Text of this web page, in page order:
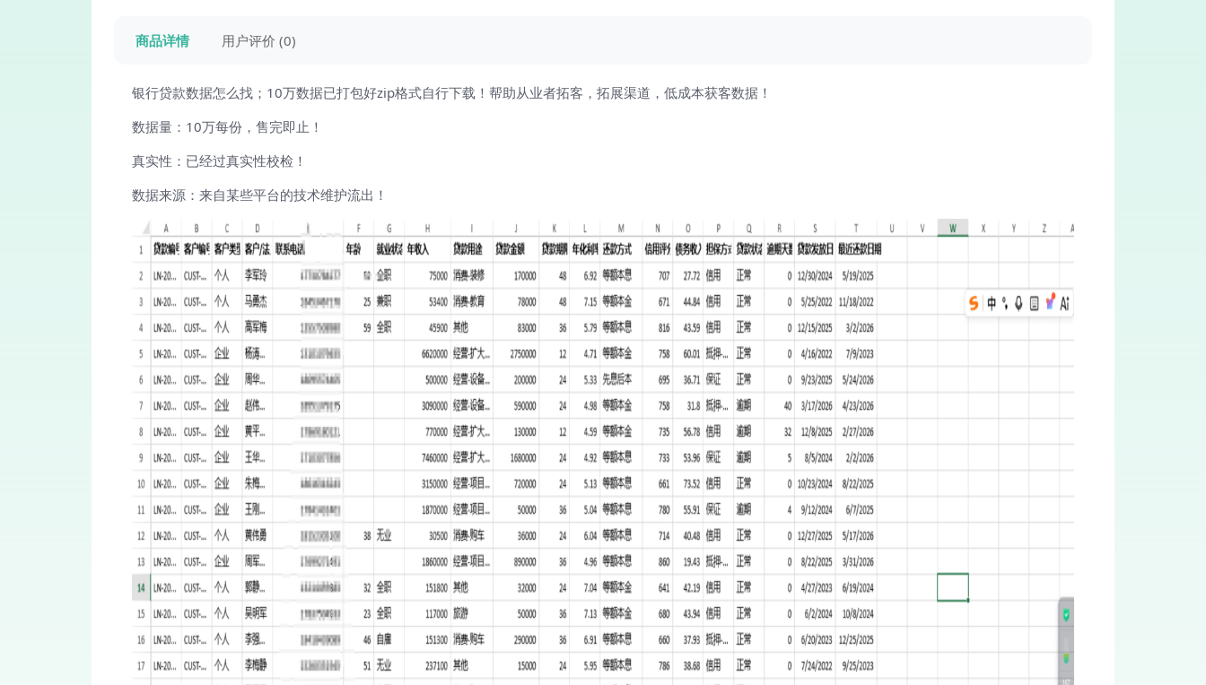
商品详情 用户评价 (0)
银行贷款数据怎么找；10万数据已打包好zip格式自行下载！帮助从业者拓客，拓展渠道，低成本获客数据！
数据量：10万每份，售完即止！
真实性：已经过真实性校检！
数据来源：来自某些平台的技术维护流出！